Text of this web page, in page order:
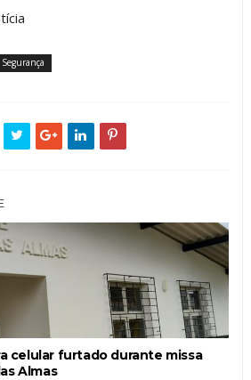
Segurança
celular furtado durante missa
Almas